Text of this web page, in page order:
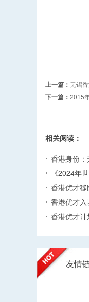
上一篇： 无锡
下一篇： 2015
相关阅读：
香港身份
《2024年
香港优才
香港优才
香港优才
友情